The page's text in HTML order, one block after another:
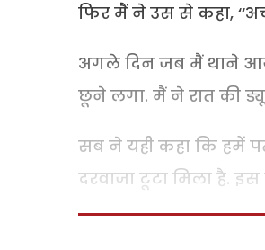
फिर मैं ने उस से कहा,
अगले दिन जब मैं थाने
छूने लगा. मैं ने रात की
सब ने यही कहा कि हमें
दरवाजा टूटा मिला है.